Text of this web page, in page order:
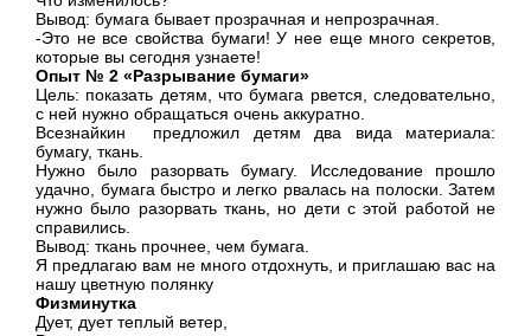
Вывод: бумага бывает прозрачная и непрозрачная.
-Это не все свойства бумаги! У нее еще много секретов,
которые вы сегодня узнаете!
Опыт № 2 «Разрывание бумаги»
Цель: показать детям, что бумага рвется, следовательно,
с ней нужно обращаться очень аккуратно.
Всезнайкин предложил детям два вида материала:
бумагу, ткань.
Нужно было разорвать бумагу. Исследование прошло
удачно, бумага быстро и легко рвалась на полоски. Затем
нужно было разорвать ткань, но дети с этой работой не
справились.
Вывод: ткань прочнее, чем бумага.
Я предлагаю вам не много отдохнуть, и приглашаю вас на
нашу цветную полянку
Физминутка
Дует, дует теплый ветер,